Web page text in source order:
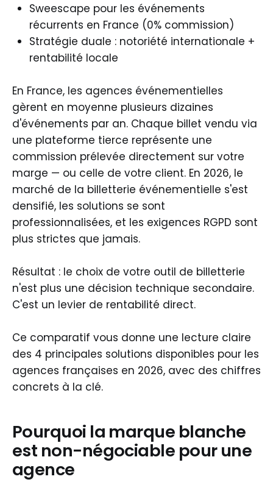
Sweescape pour les événements
récurrents en France (0% commission)
Stratégie duale : notoriété internationale +
rentabilité locale
En France, les agences événementielles
gèrent en moyenne plusieurs dizaines
d'événements par an. Chaque billet vendu via
une plateforme tierce représente une
commission prélevée directement sur votre
marge — ou celle de votre client. En 2026, le
marché de la billetterie événementielle s'est
densifié, les solutions se sont
professionnalisées, et les exigences RGPD sont
plus strictes que jamais.
Résultat : le choix de votre outil de billetterie
n'est plus une décision technique secondaire.
C'est un levier de rentabilité direct.
Ce comparatif vous donne une lecture claire
des 4 principales solutions disponibles pour les
agences françaises en 2026, avec des chiffres
concrets à la clé.
Pourquoi la marque blanche
est non-négociable pour une
agence